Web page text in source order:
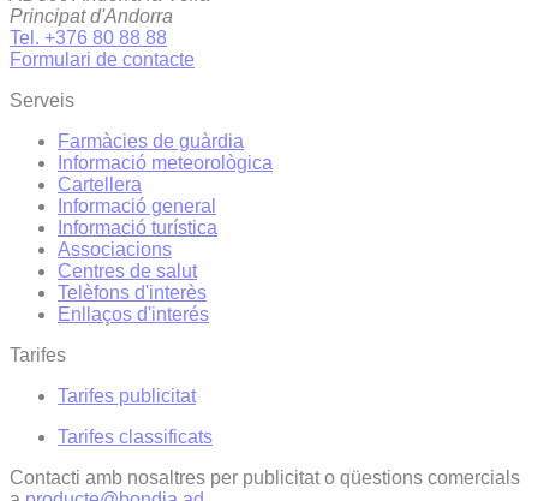
Principat d'Andorra
Tel. +376 80 88 88
Formulari de contacte
Serveis
Farmàcies de guàrdia
Informació meteorològica
Cartellera
Informació general
Informació turística
Associacions
Centres de salut
Telèfons d'interès
Enllaços d'interés
Tarifes
Tarifes publicitat
Tarifes classificats
Contacti amb nosaltres per publicitat o qüestions comercials